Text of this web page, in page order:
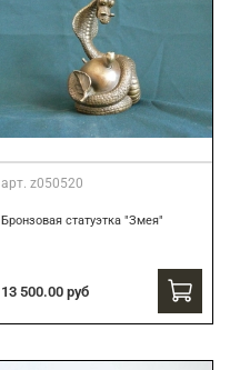
арт. z050520
Бронзовая статуэтка "Змея"
13 500.00 руб